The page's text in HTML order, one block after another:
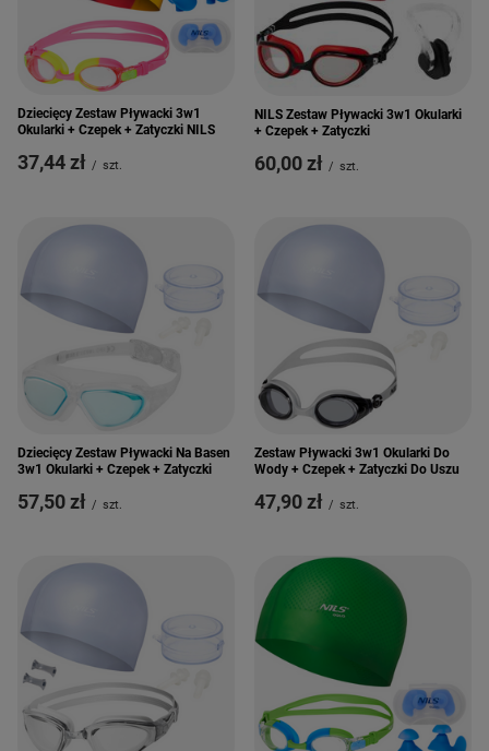
Dziecięcy Zestaw Pływacki 3w1
Okularki + Czepek + Zatyczki NILS
37,44 zł / szt.
NILS Zestaw Pływacki 3w1 Okularki
+ Czepek + Zatyczki
60,00 zł / szt.
Dziecięcy Zestaw Pływacki Na Basen
3w1 Okularki + Czepek + Zatyczki
57,50 zł / szt.
Zestaw Pływacki 3w1 Okularki Do
Wody + Czepek + Zatyczki Do Uszu
47,90 zł / szt.